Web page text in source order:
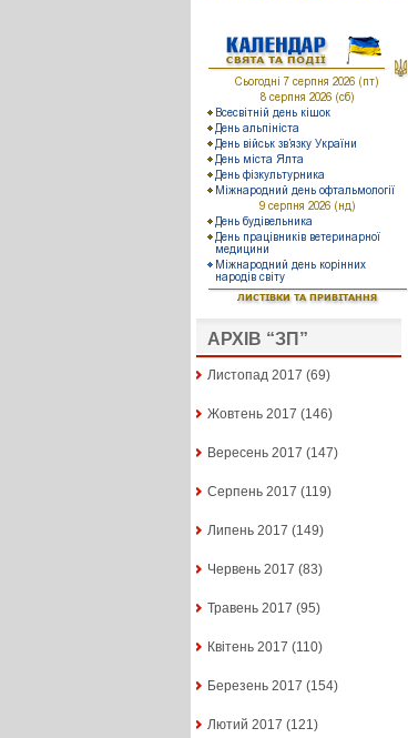
АРХІВ “ЗП”
Листопад 2017 (69)
Жовтень 2017 (146)
Вересень 2017 (147)
Серпень 2017 (119)
Липень 2017 (149)
Червень 2017 (83)
Травень 2017 (95)
Квітень 2017 (110)
Березень 2017 (154)
Лютий 2017 (121)